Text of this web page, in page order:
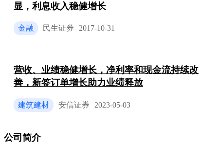
显，利息收入稳健增长
金融 民生证券 2017-10-31
营收、业绩稳健增长，净利率和现金流持续改
善，新签订单增长助力业绩释放
建筑建材 安信证券 2023-05-03
公司简介